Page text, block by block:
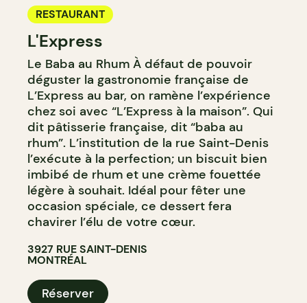
RESTAURANT
L'Express
Le Baba au Rhum À défaut de pouvoir
déguster la gastronomie française de
L’Express au bar, on ramène l’expérience
chez soi avec “L’Express à la maison”. Qui
dit pâtisserie française, dit “baba au
rhum”. L’institution de la rue Saint-Denis
l’exécute à la perfection; un biscuit bien
imbibé de rhum et une crème fouettée
légère à souhait. Idéal pour fêter une
occasion spéciale, ce dessert fera
chavirer l’élu de votre cœur.
3927 RUE SAINT-DENIS
MONTRÉAL
Réserver